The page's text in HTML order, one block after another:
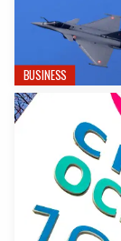
BUSINESS